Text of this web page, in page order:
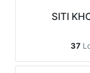
SITI
37